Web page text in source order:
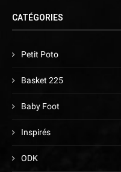
CATÉGORIES
Petit Poto
Basket 225
Baby Foot
Inspirés
ODK